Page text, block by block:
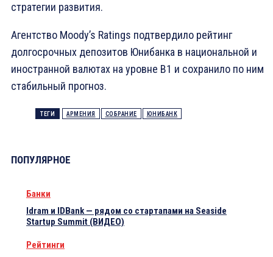
стратегии развития.
Агентство Moody’s Ratings подтвердило рейтинг
долгосрочных депозитов Юнибанка в национальной и
иностранной валютах на уровне B1 и сохранило по ним
стабильный прогноз.
ТЕГИ АРМЕНИЯ СОБРАНИЕ ЮНИБАНК
ПОПУЛЯРНОЕ
Банки
Idram и IDBank — рядом со стартапами на Seaside
Startup Summit (ВИДЕО)
Рейтинги